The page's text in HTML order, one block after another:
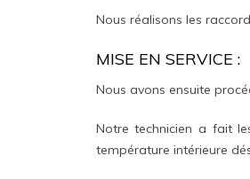
Nous réalisons les
MISE EN SERVICE :
Nous avons ensuite
Notre technicien a fait
température intérieure